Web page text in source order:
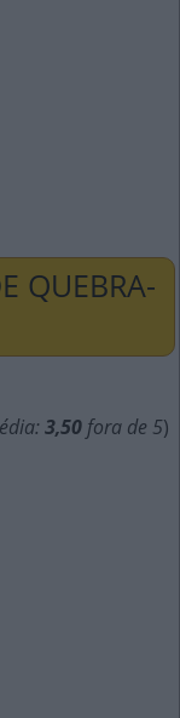
QUEBRA-
3,50 fora de 5)